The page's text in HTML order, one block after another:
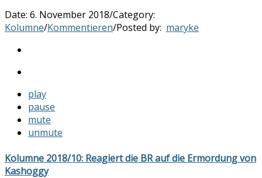
Date: 6. November 2018/Category:
Kolumne/Kommentieren/Posted by: maryke
play
pause
mute
unmute
Kolumne 2018/10: Reagiert die BR auf die Ermordung von
Kashoggy